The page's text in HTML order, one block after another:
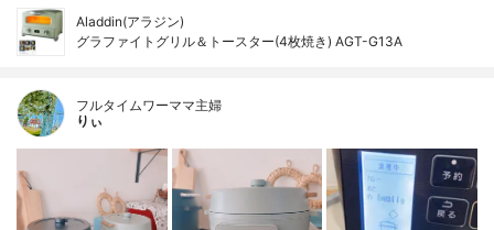
Aladdin(アラジン)
グラファイトグリル＆トースター(4枚焼き) AGT-G13A
フルタイムワーママ主婦
りぃ